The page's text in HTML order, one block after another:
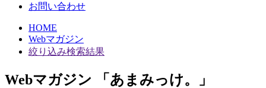
お問い合わせ
HOME
Webマガジン
絞り込み検索結果
Webマガジン 「あまみっけ。」